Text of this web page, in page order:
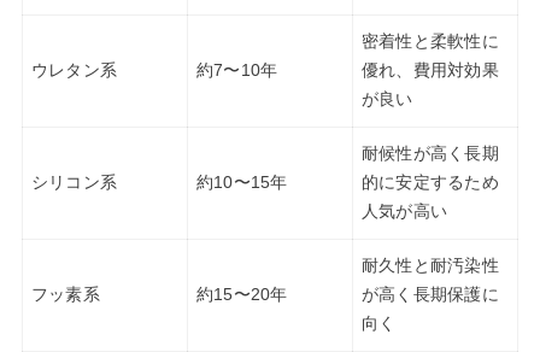
ウレタン系 約7〜10年
密着性と柔軟性に
優れ、費用対効果
が良い
シリコン系 約10〜15年
耐候性が高く長期
的に安定するため
人気が高い
フッ素系 約15〜20年
耐久性と耐汚染性
が高く長期保護に
向く